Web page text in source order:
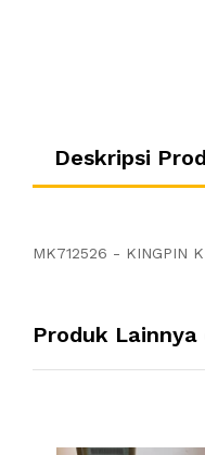
Deskripsi
MK712526 - KINGPIN
Produk Lainnya